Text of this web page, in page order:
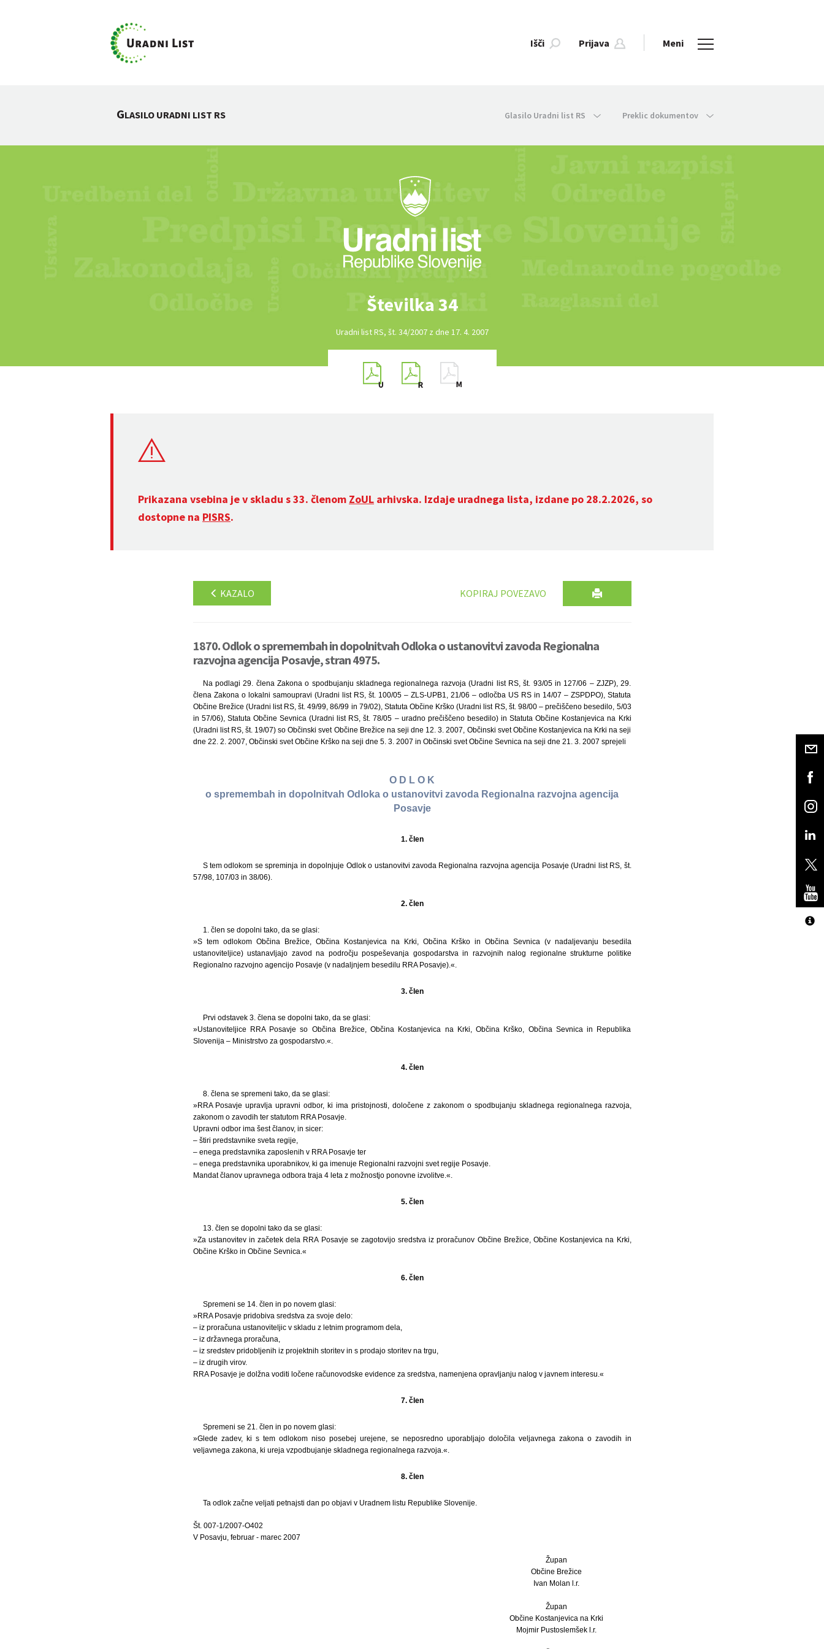
Išči Prijava Meni
GLASILO URADNI LIST RS Glasilo Uradni list RS Preklic dokumentov
Številka 34
Uradni list RS, št. 34/2007 z dne 17. 4. 2007
Prikazana vsebina je v skladu s 33. členom ZoUL arhivska. Izdaje uradnega lista, izdane po 28.2.2026, so
dostopne na PISRS.
KAZALO KOPIRAJ POVEZAVO
1870. Odlok o spremembah in dopolnitvah Odloka o ustanovitvi zavoda Regionalna
razvojna agencija Posavje, stran 4975.
Na podlagi 29. člena Zakona o spodbujanju skladnega regionalnega razvoja (Uradni list RS, št. 93/05 in 127/06 – ZJZP), 29.
člena Zakona o lokalni samoupravi (Uradni list RS, št. 100/05 – ZLS-UPB1, 21/06 – odločba US RS in 14/07 – ZSPDPO), Statuta
Občine Brežice (Uradni list RS, št. 49/99, 86/99 in 79/02), Statuta Občine Krško (Uradni list RS, št. 98/00 – prečiščeno besedilo, 5/03
in 57/06), Statuta Občine Sevnica (Uradni list RS, št. 78/05 – uradno prečiščeno besedilo) in Statuta Občine Kostanjevica na Krki
(Uradni list RS, št. 19/07) so Občinski svet Občine Brežice na seji dne 12. 3. 2007, Občinski svet Občine Kostanjevica na Krki na seji
dne 22. 2. 2007, Občinski svet Občine Krško na seji dne 5. 3. 2007 in Občinski svet Občine Sevnica na seji dne 21. 3. 2007 sprejeli
O D L O K
o spremembah in dopolnitvah Odloka o ustanovitvi zavoda Regionalna razvojna agencija
Posavje
1. člen
S tem odlokom se spreminja in dopolnjuje Odlok o ustanovitvi zavoda Regionalna razvojna agencija Posavje (Uradni list RS, št.
57/98, 107/03 in 38/06).
2. člen
1. člen se dopolni tako, da se glasi:
»S tem odlokom Občina Brežice, Občina Kostanjevica na Krki, Občina Krško in Občina Sevnica (v nadaljevanju besedila
ustanoviteljice) ustanavljajo zavod na področju pospeševanja gospodarstva in razvojnih nalog regionalne strukturne politike
Regionalno razvojno agencijo Posavje (v nadaljnjem besedilu RRA Posavje).«.
3. člen
Prvi odstavek 3. člena se dopolni tako, da se glasi:
»Ustanoviteljice RRA Posavje so Občina Brežice, Občina Kostanjevica na Krki, Občina Krško, Občina Sevnica in Republika
Slovenija – Ministrstvo za gospodarstvo.«.
4. člen
8. člena se spremeni tako, da se glasi:
»RRA Posavje upravlja upravni odbor, ki ima pristojnosti, določene z zakonom o spodbujanju skladnega regionalnega razvoja,
zakonom o zavodih ter statutom RRA Posavje.
Upravni odbor ima šest članov, in sicer:
– štiri predstavnike sveta regije,
– enega predstavnika zaposlenih v RRA Posavje ter
– enega predstavnika uporabnikov, ki ga imenuje Regionalni razvojni svet regije Posavje.
Mandat članov upravnega odbora traja 4 leta z možnostjo ponovne izvolitve.«.
5. člen
13. člen se dopolni tako da se glasi:
»Za ustanovitev in začetek dela RRA Posavje se zagotovijo sredstva iz proračunov Občine Brežice, Občine Kostanjevica na Krki,
Občine Krško in Občine Sevnica.«
6. člen
Spremeni se 14. člen in po novem glasi:
»RRA Posavje pridobiva sredstva za svoje delo:
– iz proračuna ustanoviteljic v skladu z letnim programom dela,
– iz državnega proračuna,
– iz sredstev pridobljenih iz projektnih storitev in s prodajo storitev na trgu,
– iz drugih virov.
RRA Posavje je dolžna voditi ločene računovodske evidence za sredstva, namenjena opravljanju nalog v javnem interesu.«
7. člen
Spremeni se 21. člen in po novem glasi:
»Glede zadev, ki s tem odlokom niso posebej urejene, se neposredno uporabljajo določila veljavnega zakona o zavodih in
veljavnega zakona, ki ureja vzpodbujanje skladnega regionalnega razvoja.«.
8. člen
Ta odlok začne veljati petnajsti dan po objavi v Uradnem listu Republike Slovenije.
Št. 007-1/2007-O402
V Posavju, februar - marec 2007
Župan
Občine Brežice
Ivan Molan l.r.
Župan
Občine Kostanjevica na Krki
Mojmir Pustoslemšek l.r.